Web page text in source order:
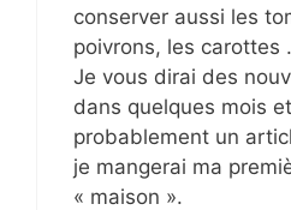
conserver aussi les
poivrons, les carottes
Je vous dirai des
dans quelques mois
probablement un
je mangerai ma
« maison ».